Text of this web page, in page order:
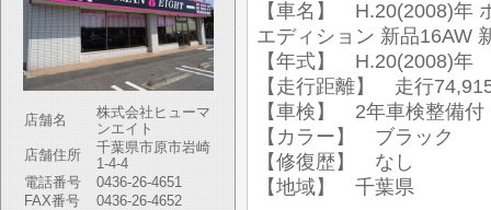
店舗名
株式会社ヒューマ
ンエイト
店舗住所
千葉県市原市岩崎
1-4-4
電話番号
0436-26-4651
FAX番号
0436-26-4652
【車名】 H.20(2008)年
エディション 新品16AW
【年式】 H.20(2008)年
【走行距離】 走行
【車検】 2年車検整備付
【カラー】 ブラック
【修復歴】 なし
【地域】 千葉県